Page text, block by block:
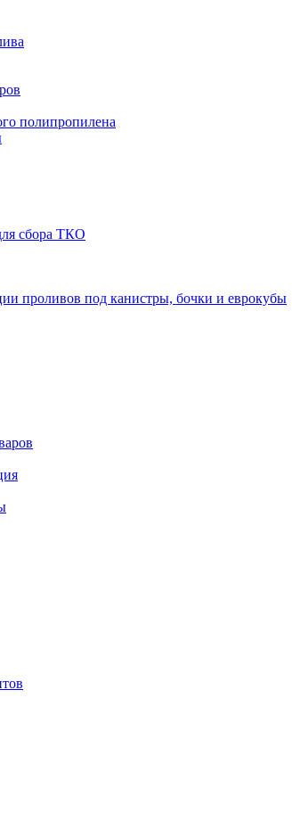
полипропилена
сбора ТКО
проливов под канистры, бочки и еврокубы